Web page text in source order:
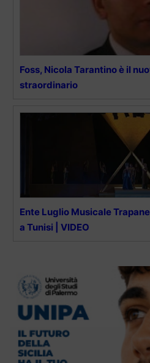
Foss, Nicola Tarantino è il
straordinario
Ente Luglio Musicale
a Tunisi | VIDEO